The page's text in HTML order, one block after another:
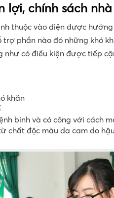
lợi, chính sách
thuộc vào diện được
phần nào đó những khó
như có điều kiện được tiếp
khăn
binh và có công với cách
chất độc màu da cam do